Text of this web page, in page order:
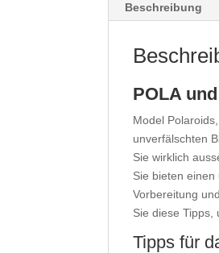
Beschreibung
POLA
Model
unverfälschten
Sie wirklich
Sie bieten
Vorbereitung
Sie diese Tipps,
Tipps für